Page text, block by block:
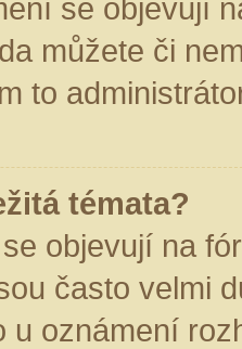
se objevují
můžete či
to
témata?
objevují na
často velmi
u oznámení